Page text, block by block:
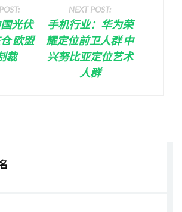
光伏
欧盟
裁
NEXT POST:
手机行业：华为荣
耀定位前卫人群 中
兴努比亚定位艺术
人群